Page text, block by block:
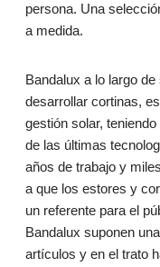
persona. Una
a medida.
Bandalux a lo largo
desarrollar cortinas,
gestión solar,
de las últimas
años de trabajo y
a que los estores y
un referente para el
Bandalux suponen
artículos y en el trato